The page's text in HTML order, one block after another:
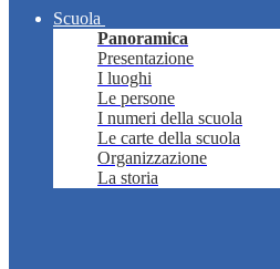
Scuola
Panoramica
Presentazione
I luoghi
Le persone
I numeri della scuola
Le carte della scuola
Organizzazione
La storia